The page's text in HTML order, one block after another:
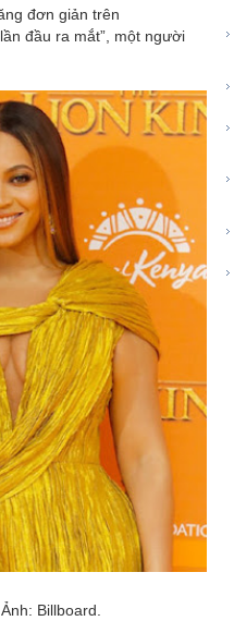
đơn giản trên
đầu ra mắt”, một người
Billboard.